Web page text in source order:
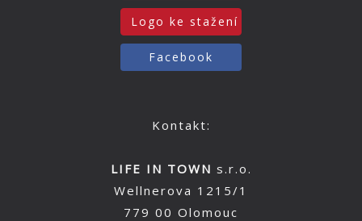
Logo ke stažení
Facebook
Kontakt:
LIFE IN TOWN s.r.o.
Wellnerova 1215/1
779 00 Olomouc